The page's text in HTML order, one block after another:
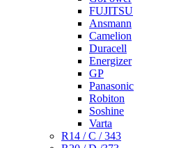
FUJITSU
Ansmann
Camelion
Duracell
Energizer
GP
Panasonic
Robiton
Soshine
Varta
R14 / C / 343